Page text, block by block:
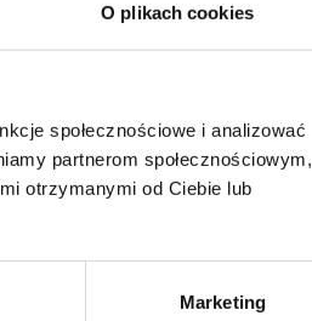
O plikach cookies
społecznościowe i analizować
partnerom społecznościowym,
otrzymanymi od Ciebie lub
Marketing